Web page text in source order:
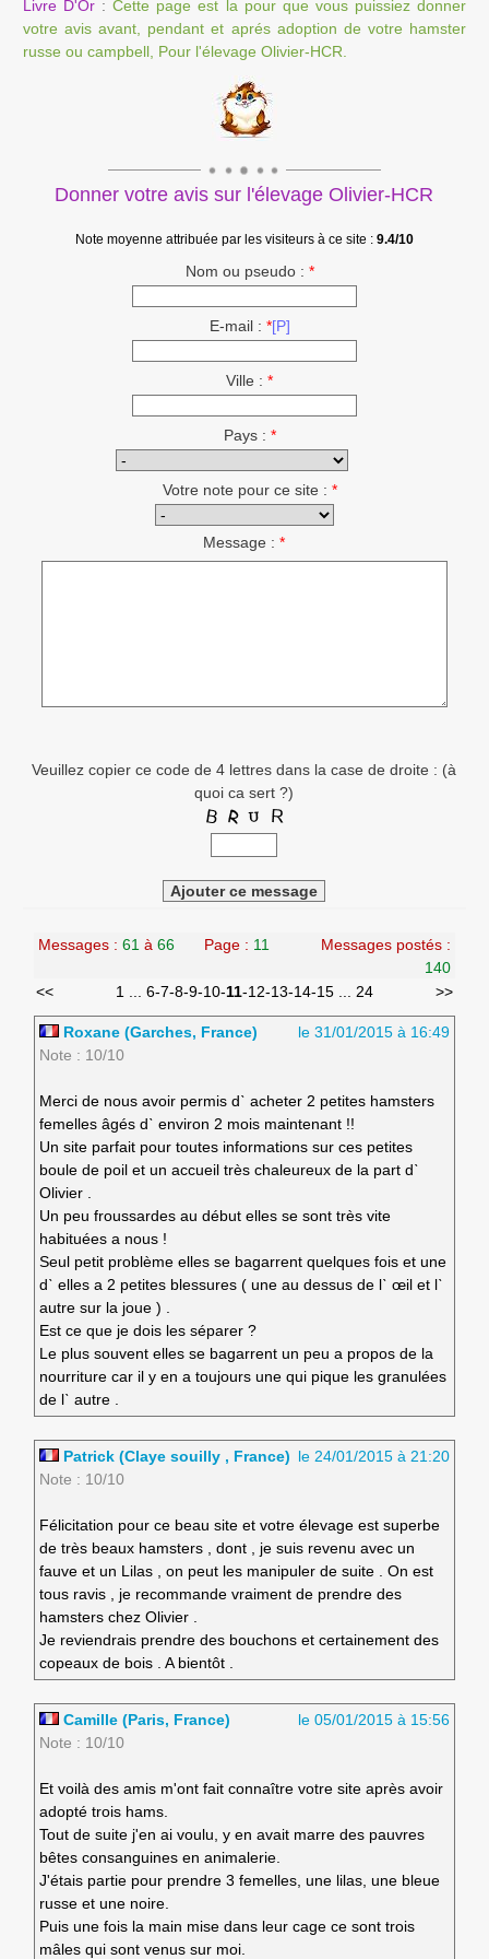
Livre D'Or : Cette page est la pour que vous puissiez donner
votre avis avant, pendant et aprés adoption de votre hamster
russe ou campbell, Pour l'élevage Olivier-HCR.
Donner votre avis sur l'élevage Olivier-HCR
Note moyenne attribuée par les visiteurs à ce site : 9.4/10
Nom ou pseudo : *
E-mail : *[P]
Ville :*
Pays : *
Votre note pour ce site : *
Message :*
Veuillez copier ce code de 4 lettres dans la case de droite : (à
quoi ca sert ?)
Messages : 61 à 66 Page : 11
Messages postés :
140
<<
1... 6-7-8-9-10-11-12-13-14-15... 24 >>
le 31/01/2015 à 16:49
Roxane (Garches, France)
Note : 10/10
Merci de nous avoir permis dˋ acheter 2 petites hamsters
femelles âgés dˋ environ 2 mois maintenant !!
Un site parfait pour toutes informations sur ces petites
boule de poil et un accueil très chaleureux de la part dˋ
Olivier .
Un peu froussardes au début elles se sont très vite
habituées a nous !
Seul petit problème elles se bagarrent quelques fois et une
dˋ elles a 2 petites blessures ( une au dessus de lˋ œil et lˋ
autre sur la joue ) .
Est ce que je dois les séparer ?
Le plus souvent elles se bagarrent un peu a propos de la
nourriture car il y en a toujours une qui pique les granulées
de lˋ autre .
le 24/01/2015 à 21:20
Patrick (Claye souilly , France)
Note : 10/10
Félicitation pour ce beau site et votre élevage est superbe
de très beaux hamsters , dont , je suis revenu avec un
fauve et un Lilas , on peut les manipuler de suite . On est
tous ravis , je recommande vraiment de prendre des
hamsters chez Olivier .
Je reviendrais prendre des bouchons et certainement des
copeaux de bois . A bientôt .
le 05/01/2015 à 15:56
Camille (Paris, France)
Note : 10/10
Et voilà des amis m'ont fait connaître votre site après avoir
adopté trois hams.
Tout de suite j'en ai voulu, y en avait marre des pauvres
bêtes consanguines en animalerie.
J'étais partie pour prendre 3 femelles, une lilas, une bleue
russe et une noire.
Puis une fois la main mise dans leur cage ce sont trois
mâles qui sont venus sur moi.